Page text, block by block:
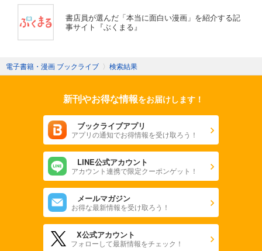
書店員が選んだ「本当に面白い漫画」を紹介する記
事サイト『ぶくまる』
電子書籍・漫画 ブックライブ 〉 検索結果
新刊やお得な情報をお届けします！
ブックライブアプリ
アプリの通知でお得情報を受け取ろう！
LINE公式アカウント
アカウント連携で限定クーポンゲット！
メールマガジン
お得な最新情報を受け取ろう！
X公式アカウント
フォローして最新情報をチェック！